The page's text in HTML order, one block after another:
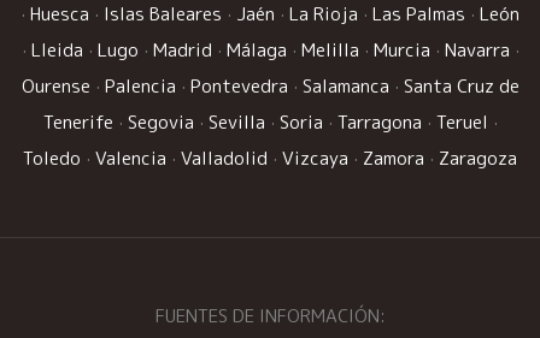
· Huesca · Islas Baleares · Jaén · La Rioja · Las Palmas · León
· Lleida · Lugo · Madrid · Málaga · Melilla · Murcia · Navarra ·
Ourense · Palencia · Pontevedra · Salamanca · Santa Cruz de
Tenerife · Segovia · Sevilla · Soria · Tarragona · Teruel ·
Toledo · Valencia · Valladolid · Vizcaya · Zamora · Zaragoza
FUENTES DE INFORMACIÓN: